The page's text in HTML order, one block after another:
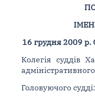
16 грудня 2009
Колегія суддів
Головуючого